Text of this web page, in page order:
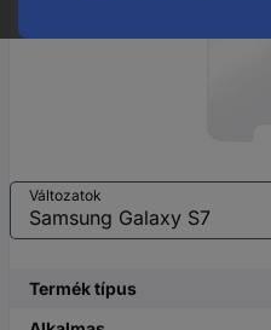
Változatok
Termék típus